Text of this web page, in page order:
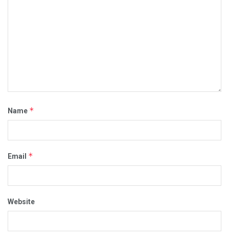
Name *
Email *
Website